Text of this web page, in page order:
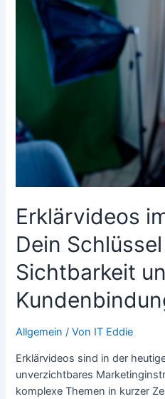
Erklärvideos
Dein
Sichtbarkeit
Allgemein / Von IT Eddie
Erklärvideos sind in der
unverzichtbares
komplexe Themen in kurzer